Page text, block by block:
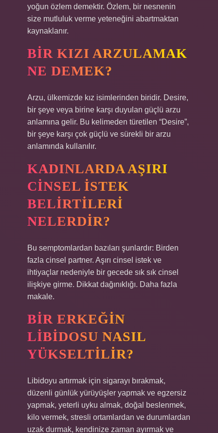
yoğun özlem demektir. Özlem, bir nesnenin
size mutluluk verme yeteneğini abartmaktan
kaynaklanır.
BIR KIZI ARZULAMAK
NE DEMEK?
Arzu, ülkemizde kız isimlerinden biridir. Desire,
bir şeye veya birine karşı duyulan güçlü arzu
anlamına gelir. Bu kelimeden türetilen “Desire”,
bir şeye karşı çok güçlü ve sürekli bir arzu
anlamında kullanılır.
KADINLARDA AŞIRI
CINSEL ISTEK
BELIRTILERI
NELERDIR?
Bu semptomlardan bazıları şunlardır: Birden
fazla cinsel partner. Aşırı cinsel istek ve
ihtiyaçlar nedeniyle bir gecede sık sık cinsel
ilişkiye girme. Dikkat dağınıklığı. Daha fazla
makale.
BIR ERKEĞIN
LIBIDOSU NASIL
YÜKSELTILIR?
Libidoyu artırmak için sigarayı bırakmak,
düzenli günlük yürüyüşler yapmak ve egzersiz
yapmak, yeterli uyku almak, doğal beslenmek,
kilo vermek, stresli ortamlardan ve durumlardan
uzak durmak, kendinize zaman ayırmak ve